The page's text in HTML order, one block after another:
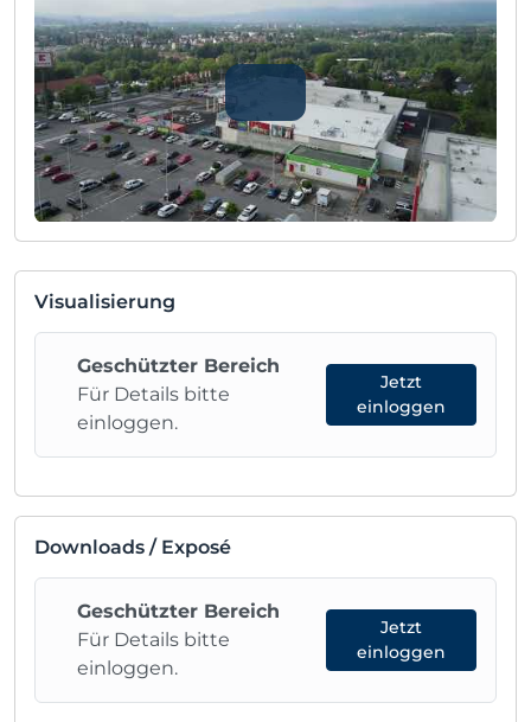
Visualisierung
Geschützter Bereich
Für Details bitte
einloggen.
Jetzt
einloggen
Downloads / Exposé
Geschützter Bereich
Für Details bitte
einloggen.
Jetzt
einloggen